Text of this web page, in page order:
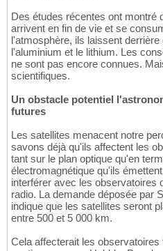
Des études récentes ont montré
arrivent en fin de vie et se
l'atmosphère, ils laissent
l'aluminium et le lithium. Les
ne sont pas encore connues.
scientifiques.
Un obstacle potentiel
futures
Les satellites menacent notre
savons déjà qu'ils affectent les
tant sur le plan optique qu'en
électromagnétique qu'ils
interférer avec les observatoires
radio. La demande déposée par
indique que les satellites seront
entre 500 et 5 000 km.
Cela affecterait les